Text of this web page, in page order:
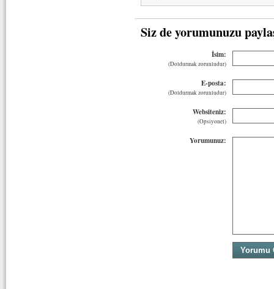
Siz de yorumunuzu
İsim:
(Doldurmak zorunludur)
E-posta:
(Doldurmak zorunludur)
Websiteniz:
(Opsiyonel)
Yorumunuz: